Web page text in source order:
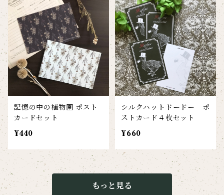
記憶の中の植物園 ポスト
カードセット
¥440
シルクハットドードー ポ
ストカード４枚セット
¥660
もっと見る